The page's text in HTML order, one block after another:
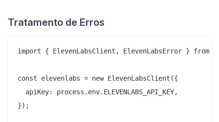
Tratamento de Erros
import { ElevenLabsClient, ElevenLabsError } from
const elevenlabs = new ElevenLabsClient({
  apiKey: process.env.ELEVENLABS_API_KEY,
});